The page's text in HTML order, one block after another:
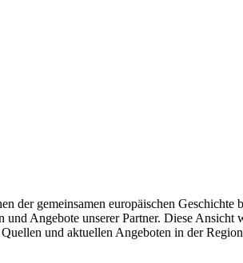
der gemeinsamen europäischen Geschichte
Angebote unserer Partner. Diese Ansicht
und aktuellen Angeboten in der